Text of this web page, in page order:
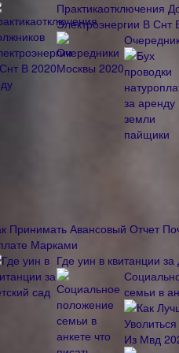
Практикаотключения
Электроэнергии В Снт
Принимать Авансовый Отчет
Марками
Где уин в квитанции за
семьи в